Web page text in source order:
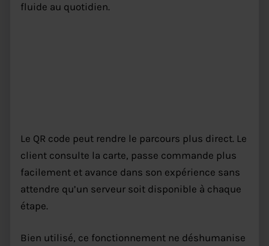
fluide au quotidien.
Le QR code peut rendre le parcours plus direct. Le
client consulte la carte, passe commande plus
facilement et avance dans son expérience sans
attendre qu’un serveur soit disponible à chaque
étape.
Bien utilisé, ce fonctionnement ne déshumanise